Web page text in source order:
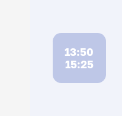
13:50
15:25